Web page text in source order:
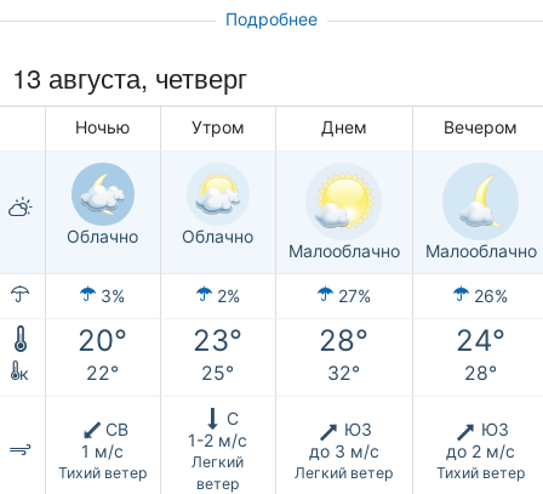
Подробнее
13 августа, четверг
Ночью Утром Днем Вечером
Облачно Облачно
Малооблачно Малооблачно
3% 2% 27% 26%
20° 23° 28° 24°
к 22° 25° 32° 28°
СВ
1 м/с
Тихий ветер
С
1-2 м/с
Легкий
ветер
ЮЗ
до 3 м/с
Легкий ветер
ЮЗ
до 2 м/с
Тихий ветер